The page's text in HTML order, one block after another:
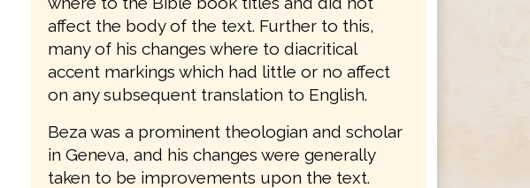
affect the body of the text. Further to this,
many of his changes where to diacritical
accent markings which had little or no affect
on any subsequent translation to English.
Beza was a prominent theologian and scholar
in Geneva, and his changes were generally
taken to be improvements upon the text.